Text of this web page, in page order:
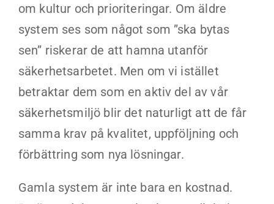
om kultur och prioriteringar. Om äldre
system ses som något som ”ska bytas
sen” riskerar de att hamna utanför
säkerhetsarbetet. Men om vi istället
betraktar dem som en aktiv del av vår
säkerhetsmiljö blir det naturligt att de får
samma krav på kvalitet, uppföljning och
förbättring som nya lösningar.
Gamla system är inte bara en kostnad.